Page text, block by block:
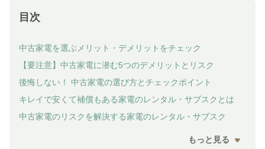
目次
中古家電を選ぶメリット・デメリットをチェック
【要注意】中古家電に潜む5つのデメリットとリスク
後悔しない！ 中古家電の選び方とチェックポイント
キレイで安くて補償もある家電のレンタル・サブスクとは
中古家電のリスクを解決する家電のレンタル・サブスク
もっと見る